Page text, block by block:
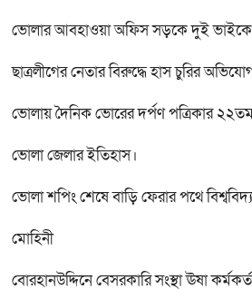
ভোলার আবহাওয়া অফিস সড়কে দুই ভাইকে
ছাত্রলীগের নেতার বিরুদ্ধে হাস চুরির
ভোলায় দৈনিক ভোরের দর্পণ পত্রিকার ২২তম
ভোলা জেলার ইতিহাস।
ভোলা শপিং শেষে বাড়ি ফেরার পথে
মোহিনী
বোরহানউদ্দিনে বেসরকারি সংস্থা ঊষা